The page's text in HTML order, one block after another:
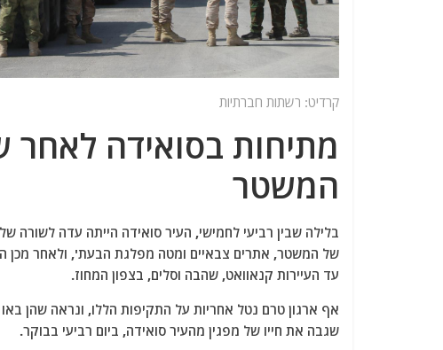
קרדיט: רשתות חברתיות
מתיחות בסואידה לאחר
המשטר
בלילה שבין רביעי לחמישי, העיר סואידה הייתה עדה לשורה
של המשטר, אתרים צבאיים ומטה מפלגת הבעת', ולאחר מכן
עד העיירות קנאוואט, שהבה וסלים, בצפון המחוז.
אף ארגון טרם נטל אחריות על התקיפות הללו, ונראה שהן
שגבה את חייו של מפגין מהעיר סואידה, ביום רביעי בבוקר.